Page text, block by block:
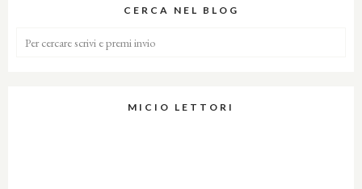
CERCA NEL BLOG
MICIO LETTORI